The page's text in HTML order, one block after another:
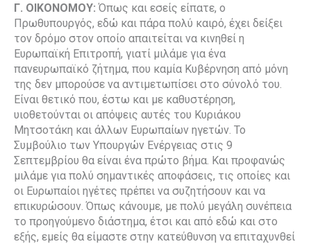
Γ. ΟΙΚΟΝΟΜΟΥ:Όπως και εσείς είπατε, ο
Πρωθυπουργός, εδώ και πάρα πολύ καιρό, έχει δείξει
τον δρόμο στον οποίο απαιτείται να κινηθεί η
Ευρωπαϊκή Επιτροπή, γιατί μιλάμε για ένα
πανευρωπαϊκό ζήτημα, που καμία Κυβέρνηση από μόνη
της δεν μπορούσε να αντιμετωπίσει στο σύνολό του.
Είναι θετικό που, έστω και με καθυστέρηση,
υιοθετούνται οι απόψεις αυτές του Κυριάκου
Μητσοτάκη και άλλων Ευρωπαίων ηγετών. Το
Συμβούλιο των Υπουργών Ενέργειας στις 9
Σεπτεμβρίου θα είναι ένα πρώτο βήμα. Και προφανώς
μιλάμε για πολύ σημαντικές αποφάσεις, τις οποίες και
οι Ευρωπαίοι ηγέτες πρέπει να συζητήσουν και να
επικυρώσουν. Όπως κάνουμε, με πολύ μεγάλη συνέπεια
το προηγούμενο διάστημα, έτσι και από εδώ και στο
εξής, εμείς θα είμαστε στην κατεύθυνση να επιταχυνθεί